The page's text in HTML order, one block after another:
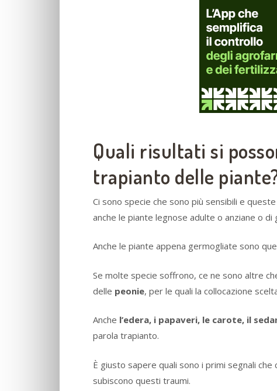
Quali risultati si
trapianto delle
Ci sono specie che sono più sensibili e
anche le piante legnose adulte o anziane o
Anche le piante appena germogliate sono
Se molte specie soffrono, ce ne sono altre
delle peonie, per le quali la collocazione
Anche l’edera, i papaveri, le carote, il
parola trapianto.
È giusto sapere quali sono i primi segnali che
subiscono questi traumi.